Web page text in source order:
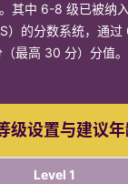
。其中 6-8 级已被纳
）的分数系统，通
最高 30 分）分值。
级设置与建议
Level 1